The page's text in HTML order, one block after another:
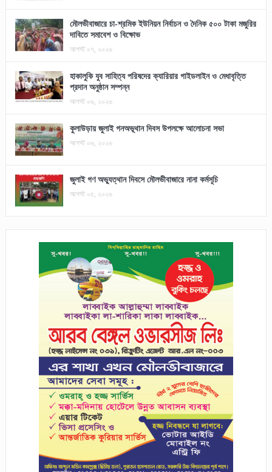
মৌলভীবাজারে চা-শ্রমিক ইউনিয়ন নির্বাচন ও দৈনিক ৫০০ টাকা মজুরির
দাবিতে সমাবেশ ও বিক্ষোভ
আগস্ট ০৭, ২০২৬
হাকালুকি যুব সাহিত্য পরিষদের ক্যারিয়ার গাইডলাইন ও মেধাবৃত্তি
প্রদান অনুষ্ঠান সম্পন্ন
আগস্ট ০৬, ২০২৬
কুলাউড়ায় জুলাই গনঅভূথান দিবস উপলক্ষে আলোচনা সভা
আগস্ট ০৬, ২০২৬
জুলাই গণ অভ্যুত্থান দিবসে মৌলভীবাজারে নানা কর্মসূচি
আগস্ট ০৫, ২০২৬